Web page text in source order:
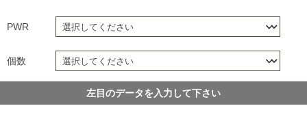
PWR
個数
左目のデータを入力して下さい